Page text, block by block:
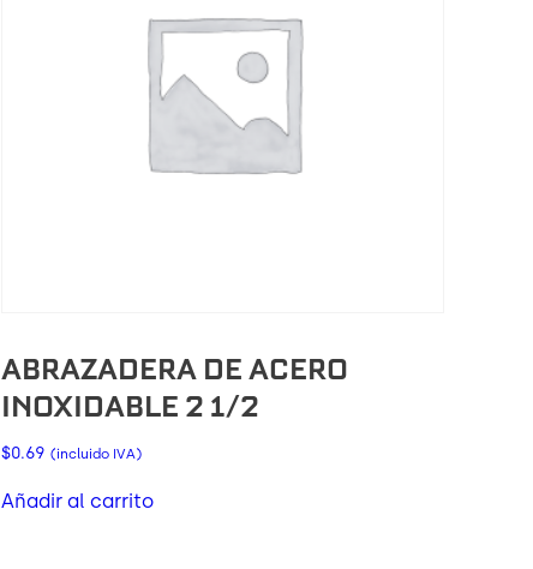
ABRAZADERA DE ACERO
INOXIDABLE 2 1/2
$0.69 (incluido IVA)
Añadir al carrito